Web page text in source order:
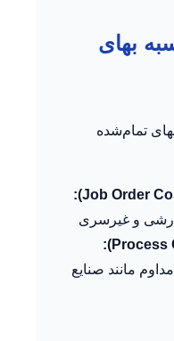
بهای
تمام‌شده
و غیرسری
مانند صنایع